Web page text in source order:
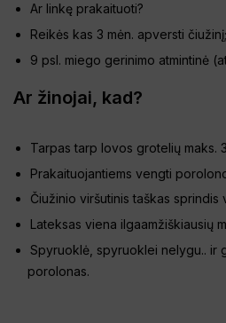
Ar linkę prakaituoti?
Reikės kas 3 mėn. apversti čiužinį;
9 psl. miego gerinimo atmintinė (
Ar žinojai, kad?
Tarpas tarp lovos grotelių maks.
Prakaituojantiems vengti
Čiužinio viršutinis taškas sprindis
Lateksas viena ilgaamžiškiausių
Spyruoklė, spyruoklei nelygu.. ir
porolonas.